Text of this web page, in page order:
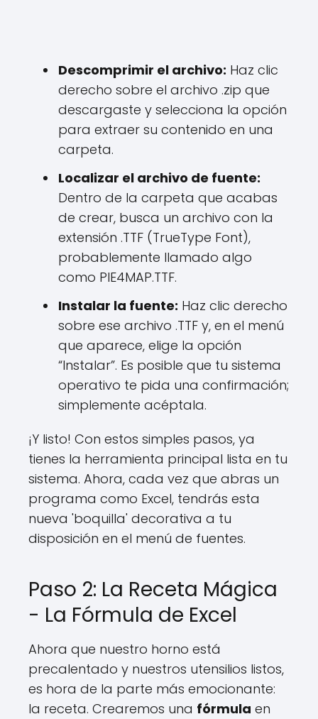
Descomprimir el archivo: Haz clic
derecho sobre el archivo .zip que
descargaste y selecciona la opción
para extraer su contenido en una
carpeta.
Localizar el archivo de fuente:
Dentro de la carpeta que acabas
de crear, busca un archivo con la
extensión .TTF (TrueType Font),
probablemente llamado algo
como PIE4MAP.TTF.
Instalar la fuente: Haz clic derecho
sobre ese archivo .TTF y, en el menú
que aparece, elige la opción
“Instalar”. Es posible que tu sistema
operativo te pida una confirmación;
simplemente acéptala.
¡Y listo! Con estos simples pasos, ya
tienes la herramienta principal lista en tu
sistema. Ahora, cada vez que abras un
programa como Excel, tendrás esta
nueva 'boquilla' decorativa a tu
disposición en el menú de fuentes.
Paso 2: La Receta Mágica
- La Fórmula de Excel
Ahora que nuestro horno está
precalentado y nuestros utensilios listos,
es hora de la parte más emocionante:
la receta. Crearemos una fórmula en